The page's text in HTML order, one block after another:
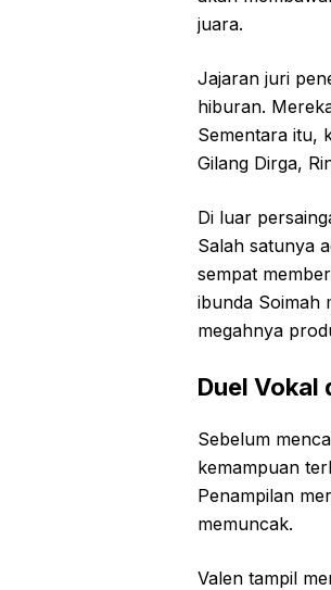
juara.
Jajaran juri
hiburan.
Sementara itu,
Gilang Dirga,
Di luar
Salah satunya
sempat
ibunda Soimah
megahnya
Duel Vokal
Sebelum
kemampuan
Penampilan
memuncak.
Valen tampil